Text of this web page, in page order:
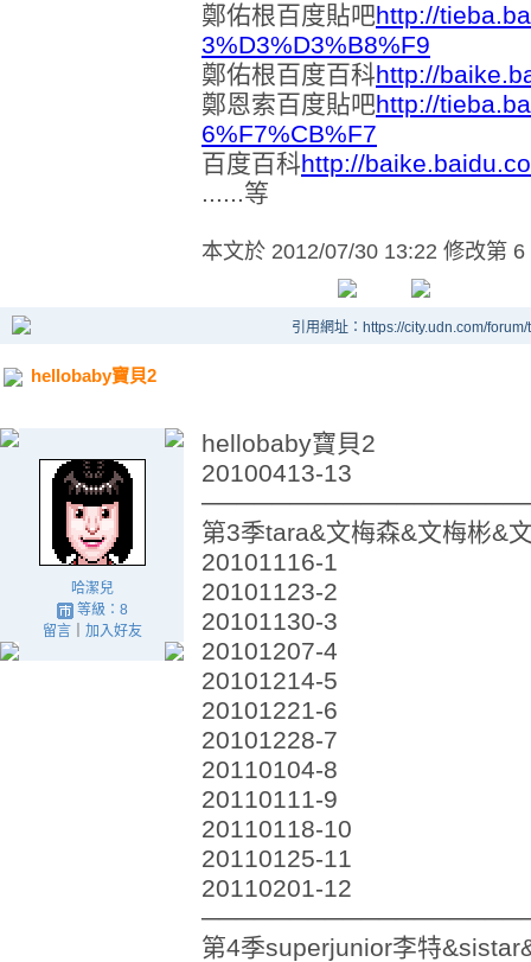
鄭佑根百度貼吧http://
3%D3%D3%B8%F9
鄭佑根百度百科http://
鄭恩索百度貼吧http://
6%F7%CB%F7
百度百科http://
......等
本文於 2012/07/30 13:22 修改第 6
引用網址：https://city.udn.com/
hellobaby寶貝2
哈潔兒
等級：8
留言｜ 加入好友
hellobaby寶貝2
20100413-13
第3季tara&文梅森&文梅彬&
20101116-1
20101123-2
20101130-3
20101207-4
20101214-5
20101221-6
20101228-7
20110104-8
20110111-9
20110118-10
20110125-11
20110201-12
第4季superjunior李特